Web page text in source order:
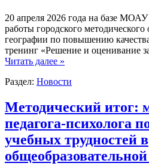
20 апреля 2026 года на базе
работы городского
географии по повышению
тренинг «Решение и оценивание
Читать далее »
Раздел: Новости
Методический итог:
педагога-психолога
учебных трудностей в